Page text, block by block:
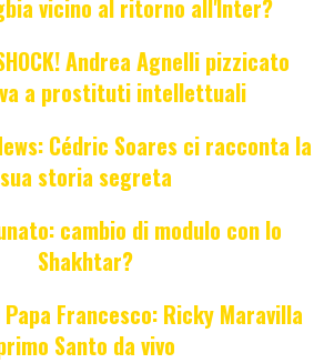
vicino al ritorno all'Inter?
Andrea Agnelli pizzicato
a prostituti intellettuali
Cédric Soares ci racconta la
sua storia segreta
cambio di modulo con lo
Shakhtar?
Francesco: Ricky Maravilla
Santo da vivo